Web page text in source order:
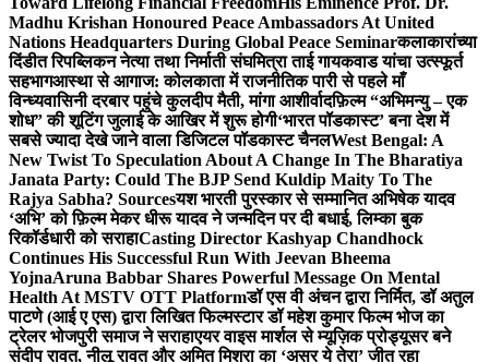
Madhu Krishan Honoured Peace Ambassadors At United
Nations Headquarters During Global Peace Seminarकलाकारांच्या
दिंडीत रिपब्लिकन नेत्या तथा निर्माती संघमित्रा ताई गायकवाड यांचा उत्स्फूर्त
सहभागआस्था से आगाज: कोलकाता में राजनीतिक पारी से पहले माँ
विन्ध्यवासिनी दरबार पहुंचे कुलदीप मैती, मांगा आशीर्वादफ़िल्म “अभिमन्यु – एक
शोध” की शूटिंग जुलाई के आखिर में शुरू होगी‘भारत पॉडकास्ट’ बना देश में
सबसे ज्यादा देखे जाने वाला डिजिटल पॉडकास्ट चैनलWest Bengal: A
New Twist To Speculation About A Change In The Bharatiya
Janata Party: Could The BJP Send Kuldip Maity To The
Rajya Sabha? Sourcesयश भारती पुरस्कार से सम्मानित अभिषेक यादव
‘अभि’ को फ़िल्म मेकर धीरू यादव ने जन्मदिन पर दी बधाई, लिम्का बुक
रिकॉर्डधारी को सराहाCasting Director Kashyap Chandhock
Continues His Successful Run With Jeevan Bheema
YojnaAruna Babbar Shares Powerful Message On Mental
Health At MSTV OTT Platformडॉ एस वी अंचन द्वारा निर्मित, डॉ अतुल
पाटणे (आई ए एस) द्वारा लिखित फिल्मस्टार डॉ महेश कुमार फिल्म भोज का
ट्रेलर भोजपुरी समाज ने सराहाएयर वाइस मार्शल से म्यूज़िक प्रोड्यूसर बने
संदीप रावत, नीलू रावत और अमित मिश्रा का ‘असर ये तेरा’ जीत रहा